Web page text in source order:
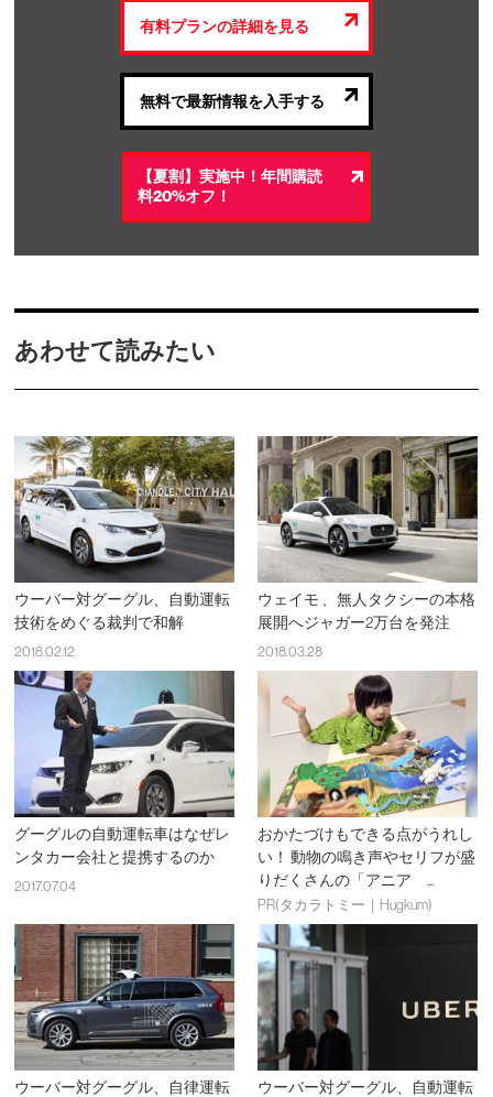
有料プランの詳細を見る
無料で最新情報を入手する
【夏割】実施中！年間購読
料20%オフ！
あわせて読みたい
ウーバー対グーグル、自動運転
技術をめぐる裁判で和解
2018.02.12
ウェイモ 、無人タクシーの本格
展開へジャガー2万台を発注
2018.03.28
グーグルの自動運転車はなぜレ
ンタカー会社と提携するのか
2017.07.04
おかたづけもできる点がうれし
い！ 動物の鳴き声やセリフが盛
りだくさんの「アニア ...
PR(タカラトミー｜Hugkum)
ウーバー対グーグル、自律運転
ウーバー対グーグル、自動運転